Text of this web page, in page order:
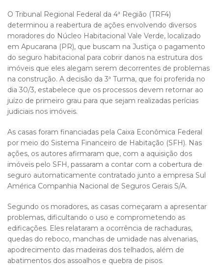
O Tribunal Regional Federal da 4ª Região (TRF4)
determinou a reabertura de ações envolvendo diversos
moradores do Núcleo Habitacional Vale Verde, localizado
em Apucarana (PR), que buscam na Justiça o pagamento
do seguro habitacional para cobrir danos na estrutura dos
imóveis que eles alegam serem decorrentes de problemas
na construção. A decisão da 3ª Turma, que foi proferida no
dia 30/3, estabelece que os processos devem retornar ao
juízo de primeiro grau para que sejam realizadas perícias
judiciais nos imóveis.
As casas foram financiadas pela Caixa Econômica Federal
por meio do Sistema Financeiro de Habitação (SFH). Nas
ações, os autores afirmaram que, com a aquisição dos
imóveis pelo SFH, passaram a contar com a cobertura de
seguro automaticamente contratado junto a empresa Sul
América Companhia Nacional de Seguros Gerais S/A.
Segundo os moradores, as casas começaram a apresentar
problemas, dificultando o uso e comprometendo as
edificações. Eles relataram a ocorrência de rachaduras,
quedas do reboco, manchas de umidade nas alvenarias,
apodrecimento das madeiras dos telhados, além de
abatimentos dos assoalhos e quebra de pisos.